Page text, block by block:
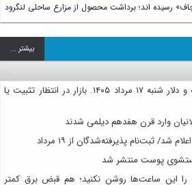
رسیده اند؛ برداشت محصول از مزارع ساحلی لنگرود
بيشتر ...
پیش بینی قیمت طلا، سکه و دلار شنبه ۱۷ مرداد ۱۴۰۵. بازار در انتظار تثبیت یا
ثبت‌نام پذیرفته‌شدگان از ۱۹ مرداد
پوست منتشر شد
را این ساعت‌ها روشن نکنید؛ هم قبض برق کمتر